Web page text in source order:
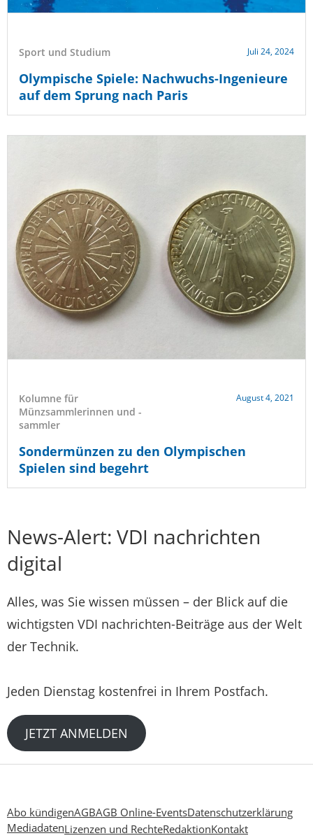
Sport und Studium Juli 24, 2024
Olympische Spiele: Nachwuchs-Ingenieure
auf dem Sprung nach Paris
Kolumne für
Münzsammlerinnen und -
sammler
August 4, 2021
Sondermünzen zu den Olympischen
Spielen sind begehrt
News-Alert: VDI nachrichten
digital
Alles, was Sie wissen müssen – der Blick auf die
wichtigsten VDI nachrichten-Beiträge aus der Welt
der Technik.
Jeden Dienstag kostenfrei in Ihrem Postfach.
JETZT ANMELDEN
Abo kündigenAGBAGB Online-EventsDatenschutzerklärung
MediadatenLizenzen und RechteRedaktionKontakt